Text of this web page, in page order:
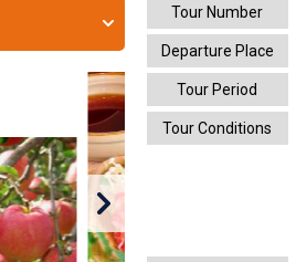
Tour Number
Departure Place
Tour Period
Tour Conditions